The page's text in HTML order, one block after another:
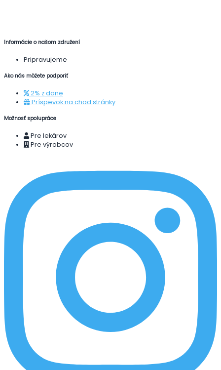
Informácie o našom združení
Pripravujeme
Ako nás môžete podporiť
2% z dane
Príspevok na chod stránky
Možnosť spolupráce
Pre lekárov
Pre výrobcov